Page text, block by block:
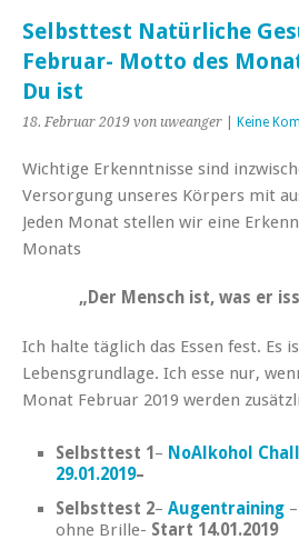
Selbsttest Natürliche
Februar- Motto des
Du ist
18. Februar 2019 von uweanger Keine
Wichtige Erkenntnisse sind
Versorgung unseres Körpers mit
Jeden Monat stellen wir eine
Monats
„Der Mensch ist, was er
Ich halte täglich das Essen fest. Es
Lebensgrundlage. Ich esse nur,
Monat Februar 2019 werden
Selbsttest 1 – NoAlkohol
29.01.2019–
Selbsttest 2– Augentraining
ohne Brille- Start 14.01.2019